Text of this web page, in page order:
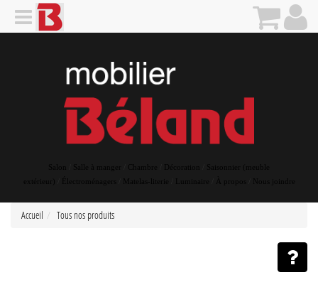
Salon Salle à manger Décoration
Saisonnier (meuble
extérieur)
Matelas-literie Luminaire Nous joindre
Accueil Tous nos produits